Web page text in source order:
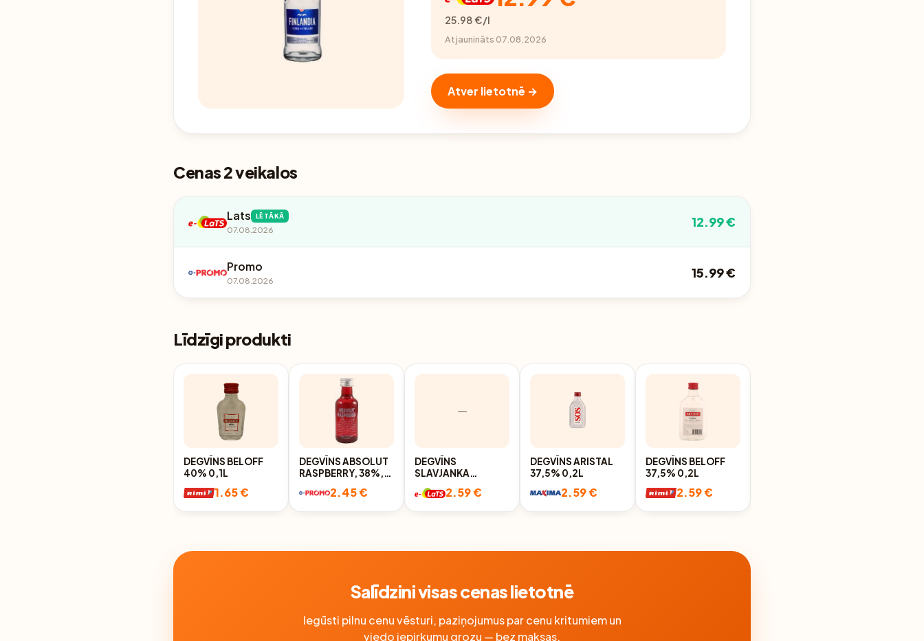
25.98 €/l
Atjaunināts 07.08.2026
Atver lietotnē →
Cenas 2 veikalos
Lats LĒTĀKĀ
07.08.2026
12.99 €
Promo
07.08.2026
15.99 €
Līdzīgi produkti
DEGVĪNS BELOFF
40% 0,1L
1.65 €
DEGVĪNS ABSOLUT
RASPBERRY, 38%,
2.45 €
—
DEGVĪNS
SLAVJANKA
40% 0.1L2.59 €
DEGVĪNS ARISTAL
37,5% 0,2L
2.59 €
DEGVĪNS BELOFF
37,5% 0,2L
2.59 €
Salīdzini visas cenas lietotnē
Iegūsti pilnu cenu vēsturi, paziņojumus par cenu kritumiem un
viedo iepirkumu grozu — bez maksas.